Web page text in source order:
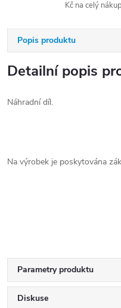
Kč na celý
Popis produktu
Detailní popis
Náhradní díl.
Na výrobek je poskytována
Parametry produktu
Diskuse